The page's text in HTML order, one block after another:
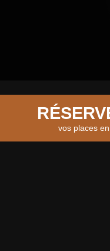
vos places